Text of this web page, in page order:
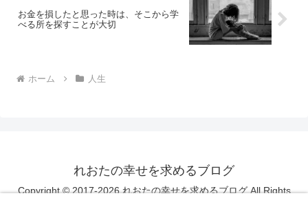
お金を損したと思った時は、そこから学
べる所を探すことが大切
ホーム 人生
れおたの幸せを求めるブログ
Copyright © 2017-2026 れおたの幸せを求めるブログ All Rights